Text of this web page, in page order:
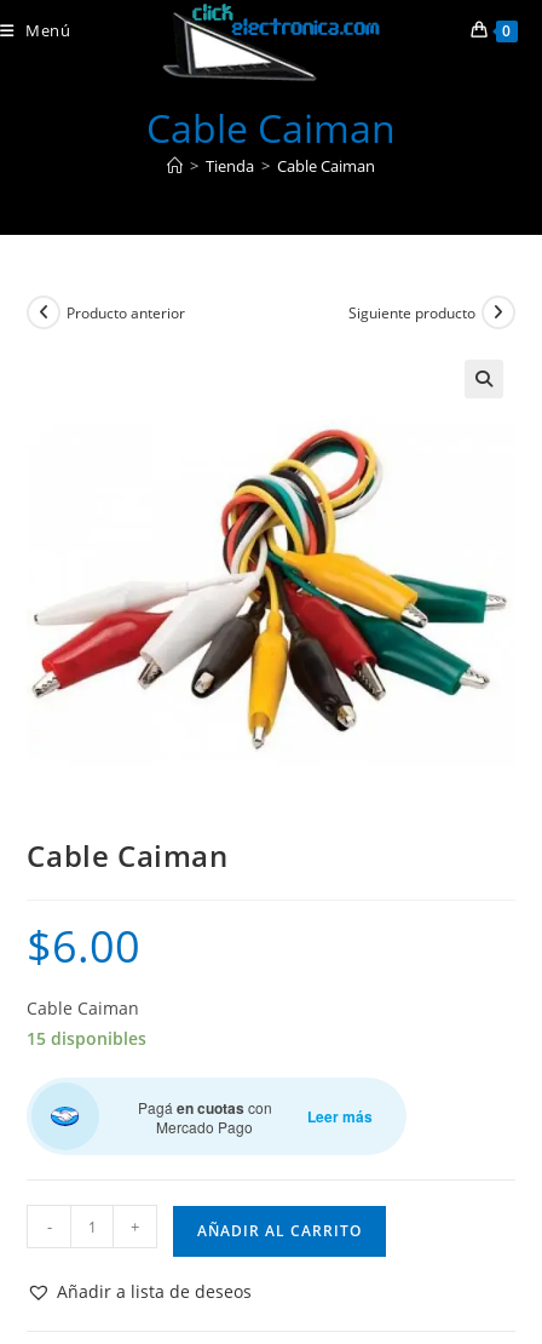
al
Menú 0
Cable Caiman
> Tienda > Cable Caiman
Producto anterior Siguiente producto
Cable Caiman
$6.00
Cable Caiman
15 disponibles
Pagáen cuotas con
Mercado Pago
Leer más
Caiman
cantidad
- + AÑADIR AL CARRITO
Añadir a lista de deseos